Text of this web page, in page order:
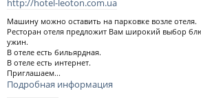
http://hotel-leoton.com.ua
Машину можно оставить на парковке возле отеля.
Ресторан отеля предложит Вам широкий выбор
ужин.
В отеле есть бильярдная.
В отеле есть интернет.
Приглашаем...
Подробная информация